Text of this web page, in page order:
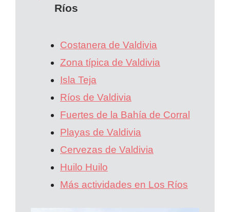
Ríos
Costanera de Valdivia
Zona típica de Valdivia
Isla Teja
Ríos de Valdivia
Fuertes de la Bahía de Corral
Playas de Valdivia
Cervezas de Valdivia
Huilo Huilo
Más actividades en Los Ríos